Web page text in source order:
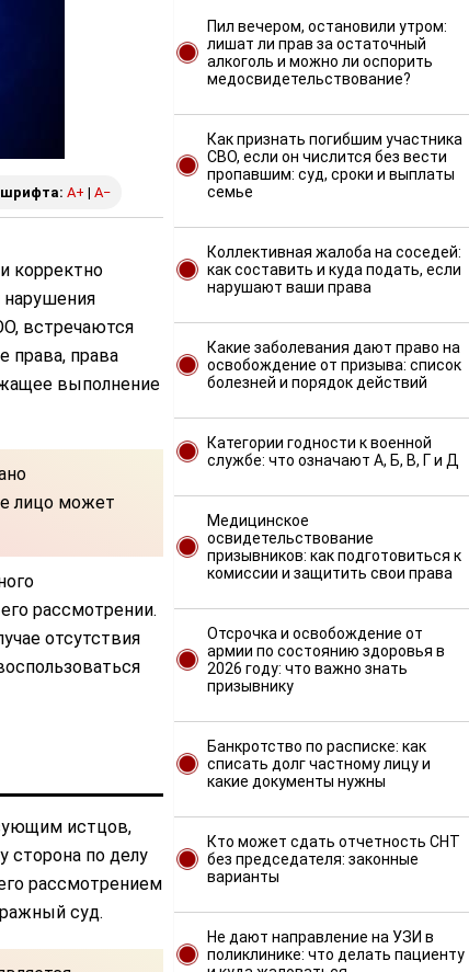
A+ | A−
корректно
нарушения
встречаются
права, права
выполнение
лицо может
рассмотрении.
отсутствия
истцов,
сторона по делу
рассмотрением
суд.
Пил вечером, остановили утром:
лишат ли прав за остаточный
алкоголь и можно ли оспорить
медосвидетельствование?
Как признать погибшим участника
СВО, если он числится без вести
пропавшим: суд, сроки и выплаты
семье
Коллективная жалоба на соседей:
как составить и куда подать, если
нарушают ваши права
Какие заболевания дают право на
освобождение от призыва: список
болезней и порядок действий
Категории годности к военной
службе: что означают А, Б, В, Г и Д
Медицинское
освидетельствование
призывников: как подготовиться к
комиссии и защитить свои права
Отсрочка и освобождение от
армии по состоянию здоровья в
2026 году: что важно знать
призывнику
Банкротство по расписке: как
списать долг частному лицу и
какие документы нужны
Кто может сдать отчетность СНТ
без председателя: законные
варианты
Не дают направление на УЗИ в
поликлинике: что делать пациенту